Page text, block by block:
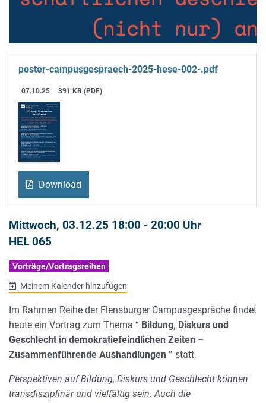
poster-campusgespraech-2025-hese-002-.pdf
07.10.25 391 KB (PDF)
Download
Mittwoch, 03.12.25 18:00 - 20:00 Uhr
HEL 065
Vorträge/Vortragsreihen
Meinem Kalender hinzufügen
Im Rahmen Reihe der Flensburger Campusgespräche findet
heute ein Vortrag zum Thema “ Bildung, Diskurs und
Geschlecht in demokratiefeindlichen Zeiten –
Zusammenführende Aushandlungen ” statt.
Perspektiven auf Bildung, Diskurs und Geschlecht können
transdisziplinär und vielfältig sein. Auch die